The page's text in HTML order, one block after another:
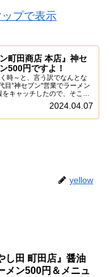
ップで表示
町田商店 本店』神セ
500円ですよ！
時～と、言う訳でなんとな
目”神セブン”営業でラーメン
キャッチしたので、そこは
。うん。そもそも「神セブン
すけれども、なんでも全...
2024.04.07
yellow
し田 町田店』醤油
メン500円＆メニュ